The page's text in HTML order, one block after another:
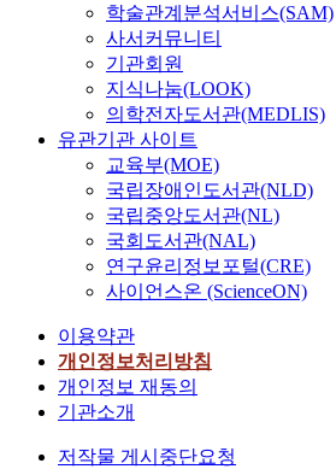
학술관계분석서비스(SAM)
사서커뮤니티
기관회원
지식나눔(LOOK)
의학전자도서관(MEDLIS)
유관기관 사이트
교육부(MOE)
국립장애인도서관(NLD)
국립중앙도서관(NL)
국회도서관(NAL)
연구윤리정보포털(CRE)
사이언스온 (ScienceON)
이용약관
개인정보처리방침
개인정보 재동의
기관소개
저작물 게시중단요청